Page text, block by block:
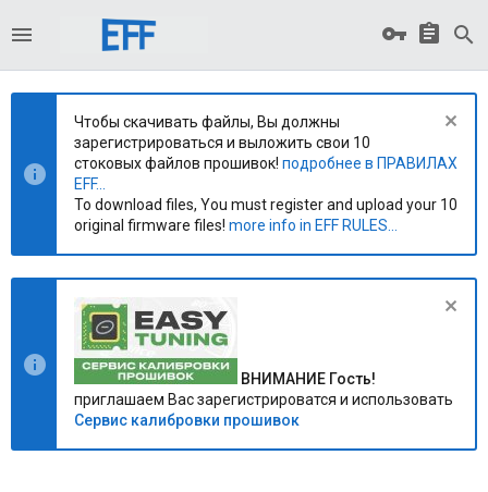
Чтобы скачивать файлы, Вы должны
зарегистрироваться и выложить свои 10
стоковых файлов прошивок! подробнее в ПРАВИЛАХ
EFF...
To download files, You must register and upload your 10
original firmware files! more info in EFF RULES...
ВНИМАНИЕ Гость!
приглашаем Вас зарегистрироватся и использовать
Сервис калибровки прошивок